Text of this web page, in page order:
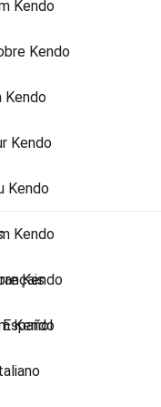
Kendo
Kendo
Kendo
Kendo
Kendo
Kendo